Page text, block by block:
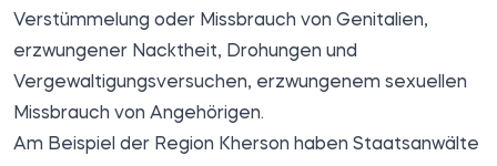
Verstümmelung oder Missbrauch von Genitalien,
erzwungener Nacktheit, Drohungen und
Vergewaltigungsversuchen, erzwungenem sexuellen
Missbrauch von Angehörigen.
Am Beispiel der Region Kherson haben Staatsanwälte